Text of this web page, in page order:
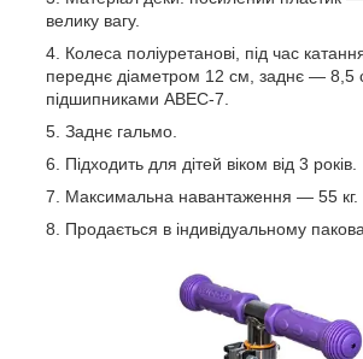
велику вагу.
Колеса поліуретанові, під час
переднє діаметром 12 см, заднє — 8,5
підшипниками ABEC-7.
Заднє гальмо.
Підходить для дітей віком від 3 років.
Максимальна навантаження — 55 кг.
Продається в індивідуальному